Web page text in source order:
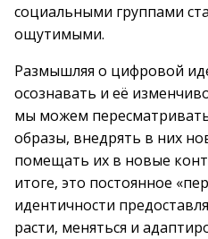
социальными группами
ощутимыми.
Размышляя о цифровой
осознавать и её
мы можем
образы, внедрять в них
помещать их в новые
итоге, это постоянное
идентичности
расти, меняться и